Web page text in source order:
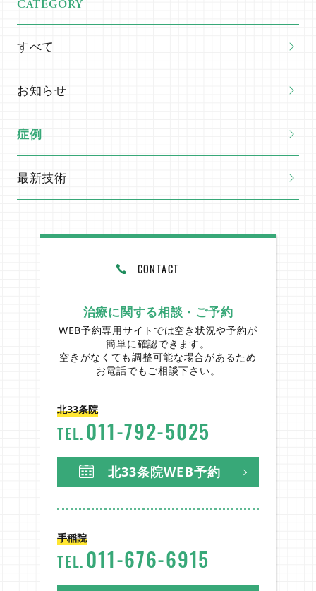
南郷院
ニュース
Instagram
CATEGORY
すべて
お知らせ
症例
最新技術
CONTACT
治療に関する相談・ご予約
WEB予約専用サイトでは空き状況や予約が
簡単に確認できます。
空きがなくても調整可能な場合があるため
お電話でもご相談下さい。
北33条院
TEL. 011 -792-5025
北33条院WEB予約
手稲院
TEL. 011-676-6915